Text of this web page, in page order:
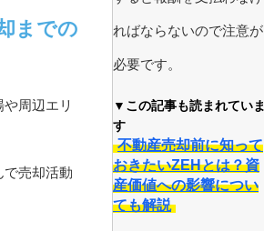
までの
周辺エリ
で売却活動
ればならないので注意が
必要です。
▼この記事も読まれていま
す
不動産売却前に知って
おきたいZEHとは？資
産価値への影響につい
ても解説